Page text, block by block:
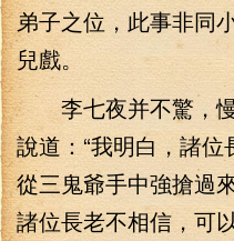
弟子之位，此事非同
兒戲。
李七夜并不驚，慢
說道：“我明白，諸位
從三鬼爺手中強搶過
諸位長老不相信，可